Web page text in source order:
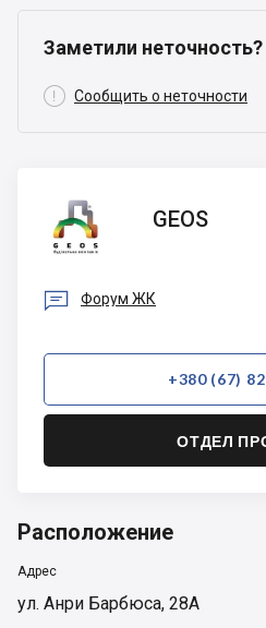
Заметили
 Сообщить о неточности
GEOS
GEOS
 Форум ЖК
+380 (67)
ОТДЕЛ
Расположение
Адрес
ул. Анри Барбюса, 28А